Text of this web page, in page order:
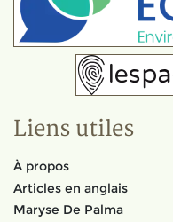
Liens utiles
À propos
Articles en anglais
Maryse De Palma